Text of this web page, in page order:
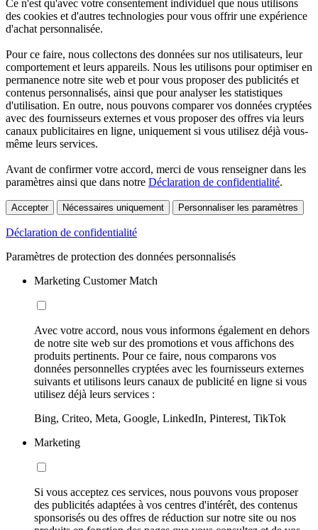
Ce n'est qu'avec votre consentement individuel que nous utilisons
des cookies et d'autres technologies pour vous offrir une expérience
d'achat personnalisée.
Pour ce faire, nous collectons des données sur nos utilisateurs, leur
comportement et leurs appareils. Nous les utilisons pour optimiser en
permanence notre site web et pour vous proposer des publicités et
contenus personnalisés, ainsi que pour analyser les statistiques
d'utilisation. En outre, nous pouvons comparer vos données cryptées
avec des fournisseurs externes et vous proposer des offres via leurs
canaux publicitaires en ligne, uniquement si vous utilisez déjà vous-
même leurs services.
Avant de confirmer votre accord, merci de vous renseigner dans les
paramètres ainsi que dans notre Déclaration de confidentialité.
Accepter Nécessaires uniquement Personnaliser les paramètres
Déclaration de confidentialité
Paramètres de protection des données personnalisés
Marketing Customer Match
Avec votre accord, nous vous informons également en dehors
de notre site web sur des promotions et vous affichons des
produits pertinents. Pour ce faire, nous comparons vos
données personnelles cryptées avec les fournisseurs externes
suivants et utilisons leurs canaux de publicité en ligne si vous
utilisez déjà leurs services :
Bing, Criteo, Meta, Google, LinkedIn, Pinterest, TikTok
Marketing
Si vous acceptez ces services, nous pouvons vous proposer
des publicités adaptées à vos centres d'intérêt, des contenus
sponsorisés ou des offres de réduction sur notre site ou nos